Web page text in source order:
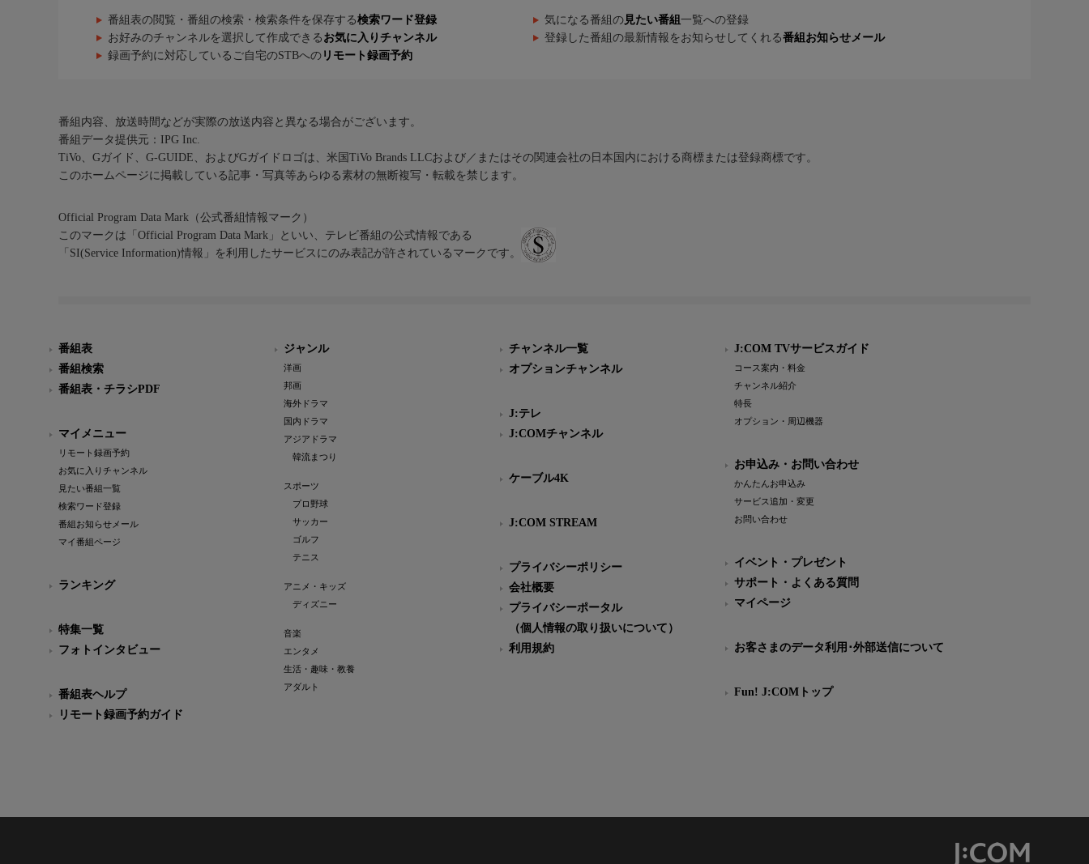
番組表の閲覧・番組の検索・検索条件を保存する検索ワード登録 気になる番組の 見たい番組 一覧への登録
お好みのチャンネルを選択して作成できる お気に入りチャンネル 登録した番組の最新情報をお知らせしてくれる番組お知らせメール
録画予約に対応しているご自宅のSTBへの リモート録画予約
番組内容、放送時間などが実際の放送内容と異なる場合がございます。
番組データ提供元：IPG Inc.
TiVo、Gガイド、G-GUIDE、およびGガイドロゴは、米国TiVo Brands LLCおよび／またはその関連会社の日本国内における商標または登録商標です。
このホームページに掲載している記事・写真等あらゆる素材の無断複写・転載を禁じます。
Official Program Data Mark（公式番組情報マーク）
このマークは「Official Program Data Mark」といい、テレビ番組の公式情報である
「SI(Service Information)情報」を利用したサービスにのみ表記が許されているマークです。
番組表
番組検索
番組表・チラシPDF
マイメニュー
リモート録画予約
お気に入りチャンネル
見たい番組一覧
検索ワード登録
番組お知らせメール
マイ番組ページ
ランキング
特集一覧
フォトインタビュー
番組表ヘルプ
リモート録画予約ガイド
ジャンル
洋画
邦画
海外ドラマ
国内ドラマ
アジアドラマ
韓流まつり
スポーツ
プロ野球
サッカー
ゴルフ
テニス
アニメ・キッズ
ディズニー
音楽
エンタメ
生活・趣味・教養
アダルト
チャンネル一覧
オプションチャンネル
J:テレ
J:COMチャンネル
ケーブル4K
J:COM STREAM
プライバシーポリシー
会社概要
プライバシーポータル
（個人情報の取り扱いについて）
利用規約
J:COM TVサービスガイド
コース案内・料金
チャンネル紹介
特長
オプション・周辺機器
お申込み・お問い合わせ
かんたんお申込み
サービス追加・変更
お問い合わせ
イベント・プレゼント
サポート・よくある質問
マイページ
お客さまのデータ利用･外部送信について
Fun! J:COMトップ